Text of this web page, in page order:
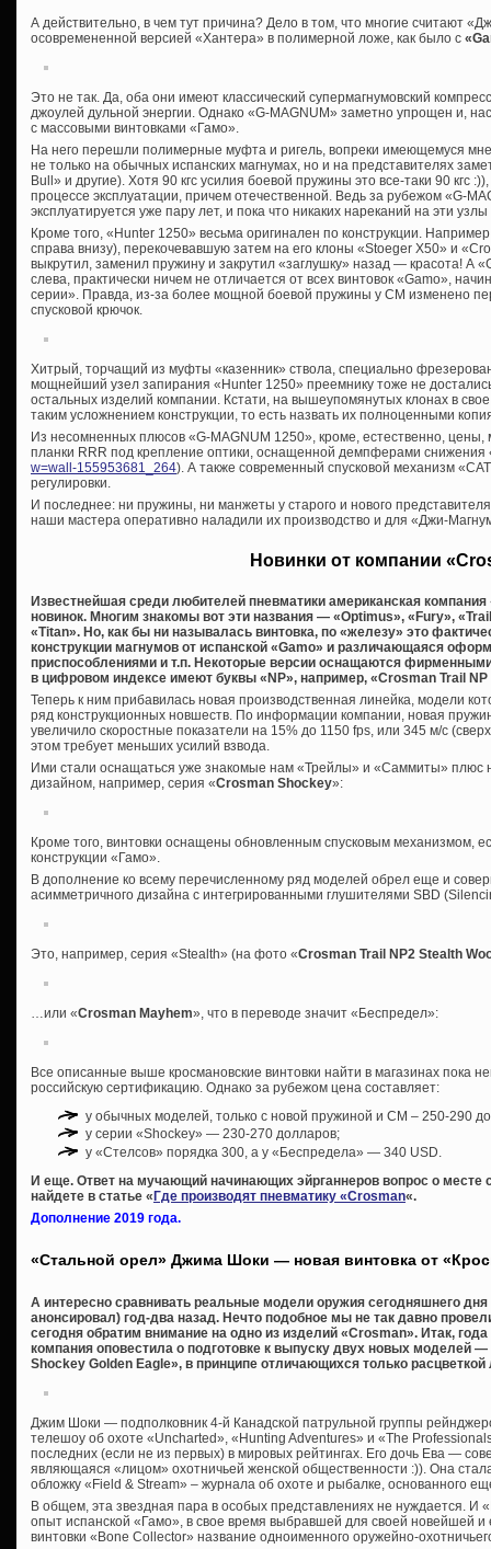
А действительно, в чем тут причина? Дело в том, что многие считают
осовремененной версией «Хантера» в полимерной ложе, как было с
Это не так. Да, оба они имеют классический супермагнумовский
джоулей дульной энергии. Однако «G-MAGNUM» заметно упрощен и,
с массовыми винтовками «Гамо».
На него перешли полимерные муфта и ригель, вопреки имеющемуся
не только на обычных испанских магнумах, но и на представителях
Bull» и другие). Хотя 90 кгс усилия боевой пружины это все-таки 90 кгс
процессе эксплуатации, причем отечественной. Ведь за рубежом «G-
эксплуатируется уже пару лет, и пока что никаких нареканий на эти
Кроме того, «Hunter 1250» весьма оригинален по конструкции.
справа внизу), перекочевавшую затем на его клоны «Stoeger Х50» и
выкрутил, заменил пружину и закрутил «заглушку» назад — красота! А
слева, практически ничем не отличается от всех винтовок «Gamo»,
серии». Правда, из-за более мощной боевой пружины у СМ изменено
спусковой крючок.
Хитрый, торчащий из муфты «казенник» ствола, специально
мощнейший узел запирания «Hunter 1250» преемнику тоже не
остальных изделий компании. Кстати, на вышеупомянутых клонах в
таким усложнением конструкции, то есть назвать их полноценными
Из несомненных плюсов «G-MAGNUM 1250», кроме, естественно,
планки RRR под крепление оптики, оснащенной демпферами снижения
w=wall-155953681_264). А также современный спусковой механизм
регулировки.
И последнее: ни пружины, ни манжеты у старого и нового
наши мастера оперативно наладили их производство и для «Джи-
Новинки от компании
Известнейшая среди любителей пневматики американская
новинок. Многим знакомы вот эти названия — «Optimus», «Fury»,
«Titan». Но, как бы ни называлась винтовка, по «железу» это
конструкции магнумов от испанской «Gamo» и различающаяся
приспособлениями и т.п. Некоторые версии оснащаются
в цифровом индексе имеют буквы «NP», например, «Crosman Trail NP
Теперь к ним прибавилась новая производственная линейка, модели
ряд конструкционных новшеств. По информации компании, новая
увеличило скоростные показатели на 15% до 1150 fps, или 345 м/с
этом требует меньших усилий взвода.
Ими стали оснащаться уже знакомые нам «Трейлы» и «Саммиты» плюс
дизайном, например, серия «Crosman Shockey»:
Кроме того, винтовки оснащены обновленным спусковым механизмом,
конструкции «Гамо».
В дополнение ко всему перечисленному ряд моделей обрел еще и
асимметричного дизайна с интегрированными глушителями SBD
Это, например, серия «Stealth» (на фото «Crosman Trail NP2 Stealth
…или «Crosman Mayhem», что в переводе значит «Беспредел»:
Все описанные выше кросмановские винтовки найти в магазинах пока
российскую сертификацию. Однако за рубежом цена составляет:
у обычных моделей, только с новой пружиной и СМ – 250-290
у серии «Shockey» — 230-270 долларов;
у «Стелсов» порядка 300, а у «Беспредела» — 340 USD.
И еще. Ответ на мучающий начинающих эйрганнеров вопрос о месте
найдете в статье «Где производят пневматику «Crosman«.
Дополнение 2019 года.
«Стальной орел» Джима Шоки — новая винтовка от
А интересно сравнивать реальные модели оружия сегодняшнего
анонсировал) год-два назад. Нечто подобное мы не так давно
сегодня обратим внимание на одно из изделий «Crosman». Итак,
компания оповестила о подготовке к выпуску двух новых моделей
Shockey Golden Eagle», в принципе отличающихся только расцветкой
Джим Шоки — подполковник 4-й Канадской патрульной группы
телешоу об охоте «Uncharted», «Hunting Adventures» и «The
последних (если не из первых) в мировых рейтингах. Его дочь Ева —
являющаяся «лицом» охотничьей женской общественности :)). Она
обложку «Field & Stream» – журнала об охоте и рыбалке, основанного
В общем, эта звездная пара в особых представлениях не нуждается. И
опыт испанской «Гамо», в свое время выбравшей для своей новейшей
винтовки «Bone Collector» название одноименного оружейно-